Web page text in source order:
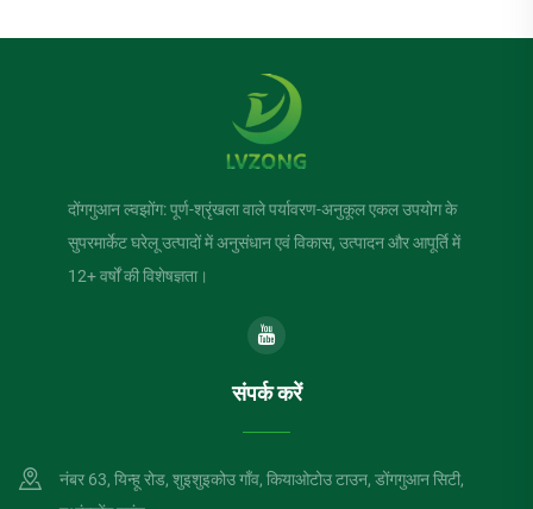
दोंगगुआन ल्वझोंग: पूर्ण-श्रृंखला वाले पर्यावरण-अनुकूल एकल उपयोग के
सुपरमार्केट घरेलू उत्पादों में अनुसंधान एवं विकास, उत्पादन और आपूर्ति में
12+ वर्षों की विशेषज्ञता।
संपर्क करें
नंबर 63, यिन्हू रोड, शुइशुइकोउ गाँव, कियाओटोउ टाउन, डोंगगुआन सिटी,